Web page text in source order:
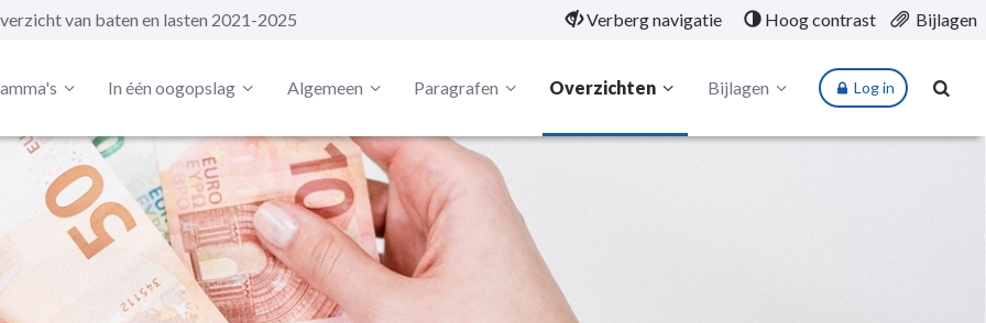
van baten en lasten 2021-2025 Verberg navigatie Hoog contrast Bijlagen
In één oogopslag Algemeen Paragrafen Overzichten Bijlagen Log in